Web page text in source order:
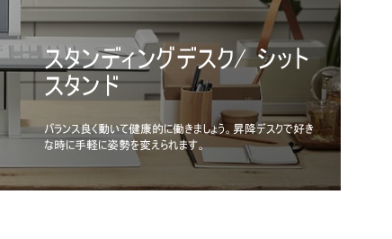
エルゴノミクスチェア・スツー
ル
重くて複雑な構造をなくして体重を物理的法則に従って活
用しポジションを調整することで最高に快適な座り心地を実
現します。
スタンディングデスク/ シット
スタンド
バランス良く動いて健康的に働きましょう。昇降デスクで好き
な時に手軽に姿勢を変えられます。
モニターアームと統合された
ドッキングステーション
高度な安定性と使いやすいモニターアームを自在に動かせ
るダイナミックなワークステーションを簡単に構築できます。
キーボードシステム
人間工学に基づく健康的なワークステーションの構築には
不自然な前屈姿勢を防ぎ、正しい姿勢で快適にタイピング
ができるキーボードシステムが不可欠です。
LEDライト
長く愛されるデザインと最新のLED技術が特徴のタスクライ
ト。快適な明るさで目が疲れにくく、コストにも優しい省エネ
型です。
セパレーションパネル
ヒューマンスケールのセパレーションパねルとデスクディバイダ
ーは設置が簡単で、高度にカスタマイズ可能で、あらゆるオ
フィス環境に対応できるように設計されています。
テクノロジーツール
IT機器を連結して一元管理するテクノロジーツールは健康
的なワークプレイスの最新トレンドと快適な作業環境を融
合した設計でこれからのオフィスワーカーを支えます。
ケーブルホルダー
ケーブルをまとめればワークスペースやデスク下は常にすっき
りと片付き思わぬ危険も防げます。
エルゴノミクスツール
人間工学を活用しデスクもきれいに片付きワークプレイスの
快適さを高めるワークツールをご用意しています。